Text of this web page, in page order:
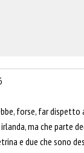
forse, far dispetto
ma che parte
e due che sono